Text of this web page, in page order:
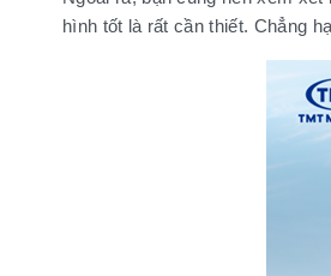
hình tốt là rất cần thiết. Chẳng